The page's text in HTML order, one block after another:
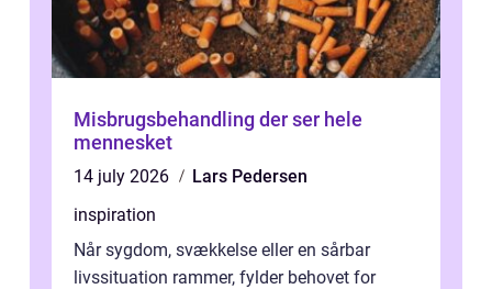
Misbrugsbehandling der ser hele
mennesket
14 july 2026
Lars Pedersen
inspiration
Når sygdom, svækkelse eller en sårbar
livssituation rammer, fylder behovet for